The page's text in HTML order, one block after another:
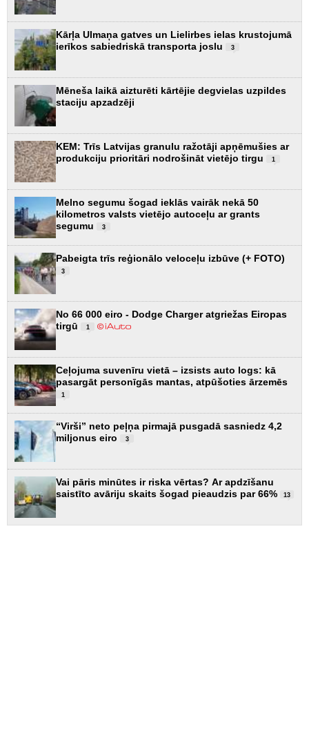
Kārļa Ulmaņa gatves un Lielirbes ielas krustojumā
ierīkos sabiedriskā transporta joslu
3
Mēneša laikā aizturēti kārtējie degvielas uzpildes
staciju apzadzēji
KEM: Trīs Latvijas granulu ražotāji apņēmušies ar
produkciju prioritāri nodrošināt vietējo tirgu
1
Melno segumu šogad ieklās vairāk nekā 50
kilometros valsts vietējo autoceļu ar grants
segumu
3
Pabeigta trīs reģionālo veloceļu izbūve (+ FOTO)
3
No 66 000 eiro - Dodge Charger atgriežas Eiropas
tirgū
1
Ceļojuma suvenīru vietā – izsists auto logs: kā
pasargāt personīgās mantas, atpūšoties ārzemēs
1
“Virši” neto peļņa pirmajā pusgadā sasniedz 4,2
miljonus eiro
3
Vai pāris minūtes ir riska vērtas? Ar apdzīšanu
saistīto avāriju skaits šogad pieaudzis par 66%
13